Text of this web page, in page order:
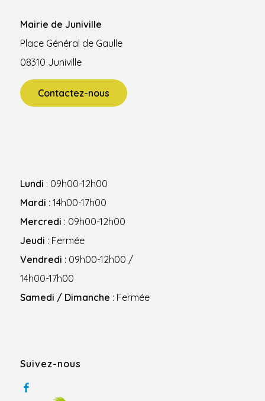
Mairie de Juniville
Place Général de Gaulle
08310 Juniville
Contactez-nous
Lundi : 09h00-12h00
Mardi : 14h00-17h00
Mercredi : 09h00-12h00
Jeudi : Fermée
Vendredi : 09h00-12h00 /
14h00-17h00
Samedi / Dimanche : Fermée
Suivez-nous